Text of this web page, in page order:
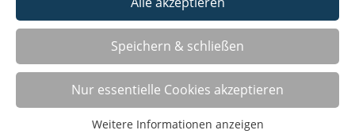
Speichern & schließen
Nur essentielle Cookies akzeptieren
Weitere Informationen anzeigen